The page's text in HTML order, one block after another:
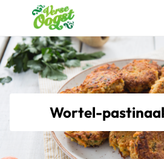
Verse Oogst
Wortel-